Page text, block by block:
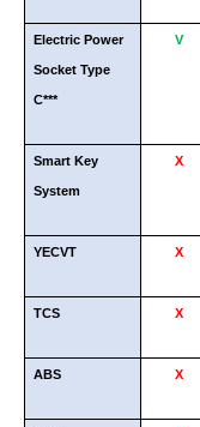
Electric Power
Socket Type
C***
V
Smart Key
System
X
YECVT X
TCS X
ABS X